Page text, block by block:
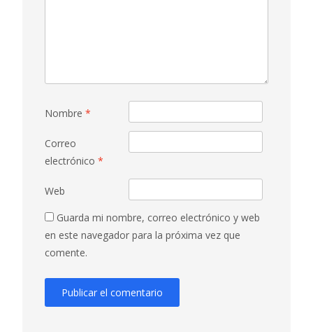
Nombre *
Correo
electrónico *
Web
Guarda mi nombre, correo electrónico y web
en este navegador para la próxima vez que
comente.